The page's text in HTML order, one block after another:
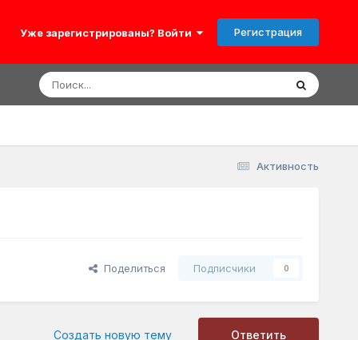
Уже зарегистрированы? Войти Регистрация
Активность
Поделиться Подписчики 0
Ответить
Создать новую тему